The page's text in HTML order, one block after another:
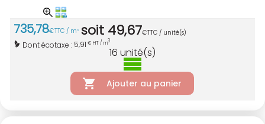
735,78€TTC / m3 soit 49,67€TTC / unité(s)
Dont écotaxe : 5,91 € HT / m3
16 unité(s)
Ajouter au panier